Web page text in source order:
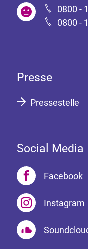
0800 -
0800 -
Presse
Pressestelle
Social Media
Facebook
Instagram